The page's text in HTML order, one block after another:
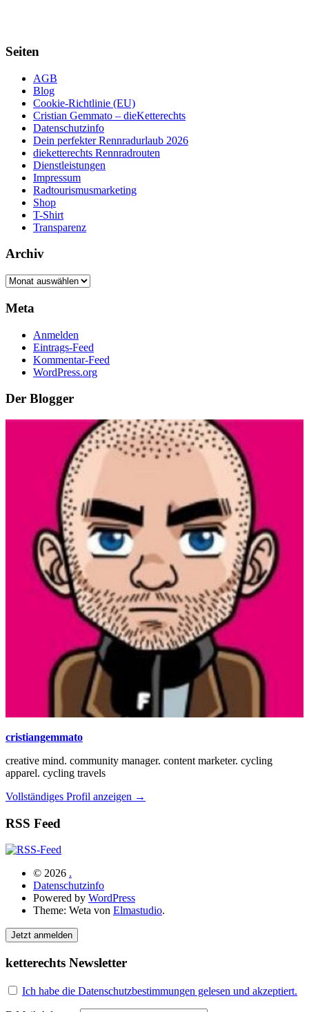
Seiten
AGB
Blog
Cookie-Richtlinie (EU)
Cristian Gemmato – dieKetterechts
Datenschutzinfo
Dein perfekter Rennradurlaub 2026
dieketterechts Rennradrouten
Dienstleistungen
Impressum
Radtourismusmarketing
Shop
T-Shirt
Transparenz
Archiv
Archiv
Meta
Anmelden
Eintrags-Feed
Kommentar-Feed
WordPress.org
Der Blogger
cristiangemmato
creative mind. community manager. content marketer. cycling
apparel. cycling travels
Vollständiges Profil anzeigen →
RSS Feed
© 2026 .
Datenschutzinfo
Powered by WordPress
Theme: Weta von Elmastudio.
Jetzt anmelden
ketterechts Newsletter
Ich habe die Datenschutzbestimmungen gelesen und akzeptiert.